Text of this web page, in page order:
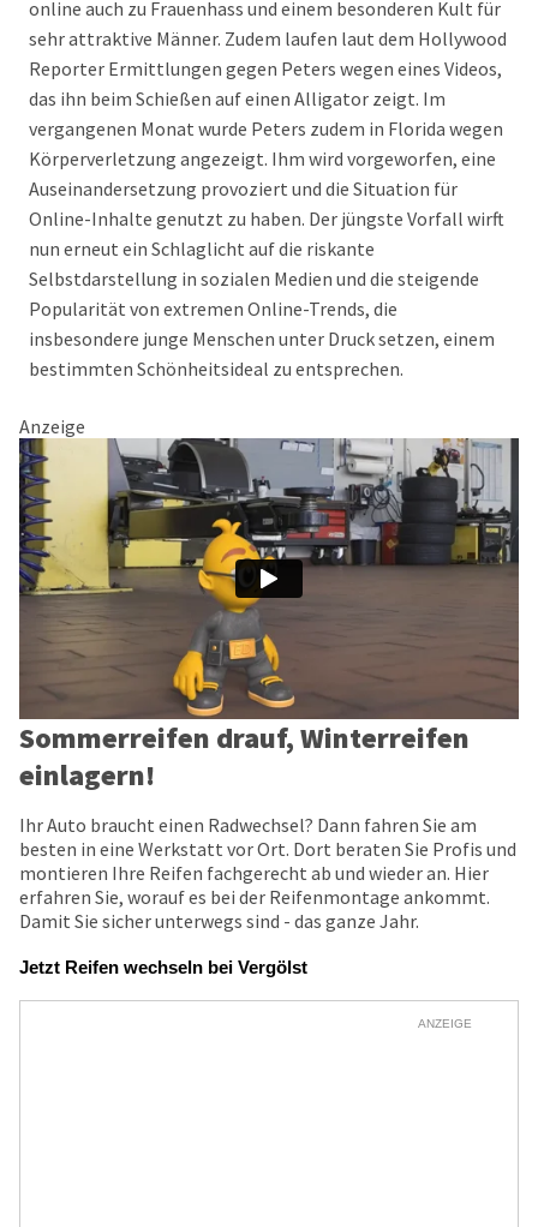
online auch zu Frauenhass und einem besonderen Kult für
sehr attraktive Männer. Zudem laufen laut dem Hollywood
Reporter Ermittlungen gegen Peters wegen eines Videos,
das ihn beim Schießen auf einen Alligator zeigt. Im
vergangenen Monat wurde Peters zudem in Florida wegen
Körperverletzung angezeigt. Ihm wird vorgeworfen, eine
Auseinandersetzung provoziert und die Situation für
Online-Inhalte genutzt zu haben. Der jüngste Vorfall wirft
nun erneut ein Schlaglicht auf die riskante
Selbstdarstellung in sozialen Medien und die steigende
Popularität von extremen Online-Trends, die
insbesondere junge Menschen unter Druck setzen, einem
bestimmten Schönheitsideal zu entsprechen.
Anzeige
Sommerreifen drauf, Winterreifen
einlagern!
Ihr Auto braucht einen Radwechsel? Dann fahren Sie am
besten in eine Werkstatt vor Ort. Dort beraten Sie Profis und
montieren Ihre Reifen fachgerecht ab und wieder an. Hier
erfahren Sie, worauf es bei der Reifenmontage ankommt.
Damit Sie sicher unterwegs sind - das ganze Jahr.
Jetzt Reifen wechseln bei Vergölst
ANZEIGE